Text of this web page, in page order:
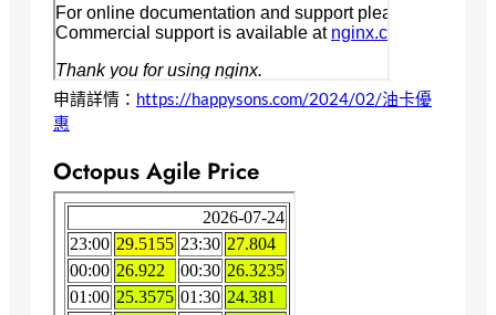
申請詳情： https://happysons.com/2024/02/油卡優
惠
Octopus Agile Price